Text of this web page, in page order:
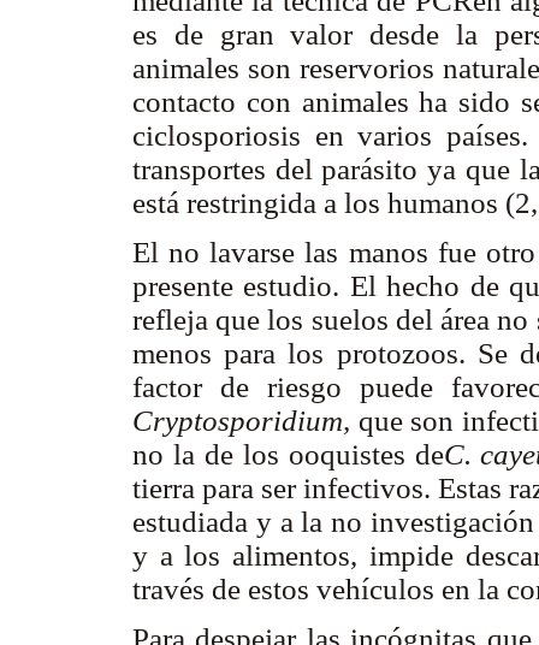
es de gran valor desde la
animales son reservorios
contacto con animales ha sido
ciclosporiosis en varios
transportes del parásito ya que
está restringida a los humanos
El no lavarse las manos fue
presente estudio. El hecho de
refleja que los suelos del área
menos para los protozoos. Se
factor de riesgo puede
Cryptosporidium, que son
no la de los ooquistes deC.
tierra para ser infectivos. Estas
estudiada y a la no
y a los alimentos, impide
través de estos vehículos en la